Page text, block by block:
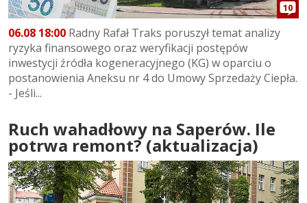
10
06.08 18:00 Radny Rafał Traks poruszył temat analizy
ryzyka finansowego oraz weryfikacji postępów
inwestycji źródła kogeneracyjnego (KG) w oparciu o
postanowienia Aneksu nr 4 do Umowy Sprzedaży Ciepła.
- Jeśli...
Ruch wahadłowy na Saperów. Ile
potrwa remont? (aktualizacja)